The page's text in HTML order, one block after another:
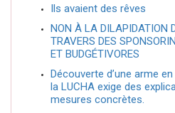
Ils avaient des rêves
NON À LA DILAPIDATION
TRAVERS DES
ET BUDGÉTIVORES
Découverte d’une arme
la LUCHA exige des
mesures concrètes.